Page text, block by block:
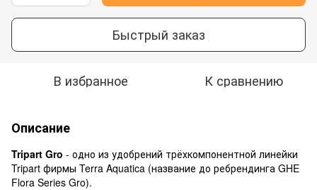
Быстрый заказ
В избранное К сравнению
Описание
Tripart Gro - одно из удобрений трёхкомпонентной линейки
Tripart фирмы Terra Aquatica (название до ребрендинга GHE
Flora Series Gro).